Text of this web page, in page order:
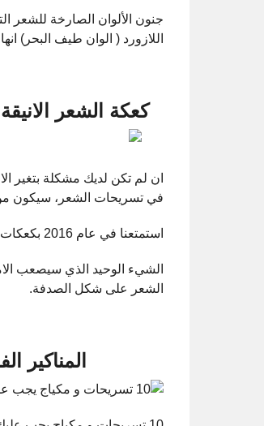
جنون الألوان الصارخة للشعر
اللازورد ( الوان طيف البحر)
كعكة الشعر
ان لم تكن لديك مشكلة بتغير
في تسريحات الشعر، سيكون
استمتعنا في عام 2016 بكعكات الشعر العفوية الغير مرتبة، و لكن العام القادم لن يكون كذلك.
الشيء الوحيد الذي سيصعب
الشعر على شكل الصدفة.
المناكير